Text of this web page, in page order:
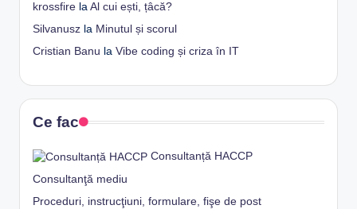
krossfire la Al cui ești, țâcă?
Silvanusz la Minutul și scorul
Cristian Banu la Vibe coding și criza în IT
Ce fac
Consultanță HACCP
Consultanţă mediu
Proceduri, instrucţiuni, formulare, fişe de post